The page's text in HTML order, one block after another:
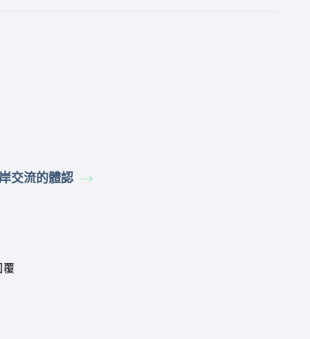
交流的體認